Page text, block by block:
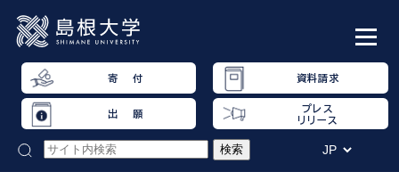
寄 付 資料請求
出 願
プレス
リリース